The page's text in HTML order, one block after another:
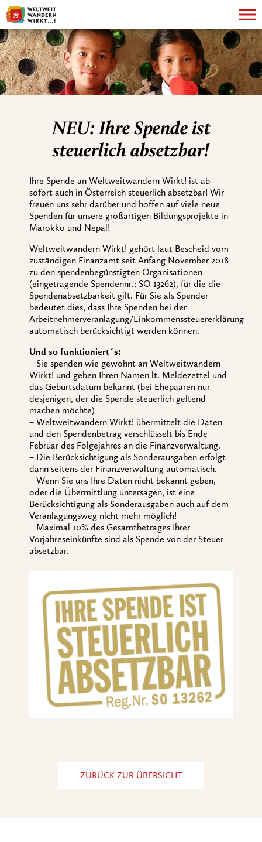
NEU: Ihre Spende ist
steuerlich absetzbar!
Ihre Spende an Weltweitwandern Wirkt! ist ab
sofort auch in Österreich steuerlich absetzbar! Wir
freuen uns sehr darüber und hoffen auf viele neue
Spenden für unsere großartigen Bildungsprojekte in
Marokko und Nepal!
Weltweitwandern Wirkt! gehört laut Bescheid vom
zuständigen Finanzamt seit Anfang November 2018
zu den spendenbegünstigten Organisationen
(eingetragende Spendennr.: SO 13262), für die die
Spendenabsetzbarkeit gilt. Für Sie als Spender
bedeutet dies, dass Ihre Spenden bei der
Arbeitnehmerveranlagung/Einkommenssteuererklärung
automatisch berücksichtigt werden können.
Und so funktioniert´s:
– Sie spenden wie gewohnt an Weltweitwandern
Wirkt! und geben Ihren Namen lt. Meldezettel und
das Geburtsdatum bekannt (bei Ehepaaren nur
desjenigen, der die Spende steuerlich geltend
machen möchte)
– Weltweitwandern Wirkt! übermittelt die Daten
und den Spendenbetrag verschlüsselt bis Ende
Februar des Folgejahres an die Finanzverwaltung.
– Die Berücksichtigung als Sonderausgaben erfolgt
dann seitens der Finanzverwaltung automatisch.
– Wenn Sie uns Ihre Daten nicht bekannt geben,
oder die Übermittlung untersagen, ist eine
Berücksichtigung als Sonderausgaben auch auf dem
Veranlagungsweg nicht mehr möglich!
– Maximal 10% des Gesamtbetrages Ihrer
Vorjahreseinkünfte sind als Spende von der Steuer
absetzbar.
ZURÜCK ZUR ÜBERSICHT